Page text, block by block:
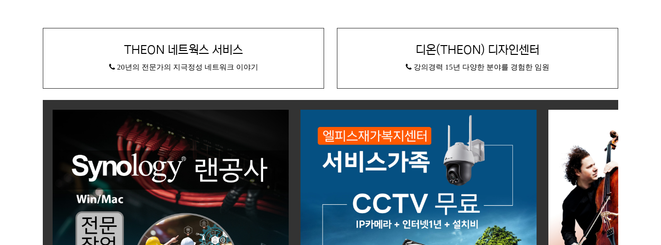
THEON 네트웍스 서비스
20년의 전문가의 지극정성 네트워크 이야기
디온(THEON) 디자인센터
강의경력 15년 다양한 분야를 경험한 임원